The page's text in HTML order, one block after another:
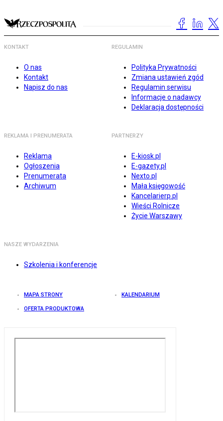
KONTAKT
O nas
Kontakt
Napisz do nas
REGULAMIN
Polityka Prywatności
Zmiana ustawień zgód
Regulamin serwisu
Informacje o nadawcy
Deklaracja dostępności
REKLAMA I PRENUMERATA
Reklama
Ogłoszenia
Prenumerata
Archiwum
PARTNERZY
E-kiosk.pl
E-gazety.pl
Nexto.pl
Mała księgowość
Kancelarierp.pl
Wieści Rolnicze
Życie Warszawy
NASZE WYDARZENIA
Szkolenia i konferencje
MAPA STRONY KALENDARIUM
OFERTA PRODUKTOWA